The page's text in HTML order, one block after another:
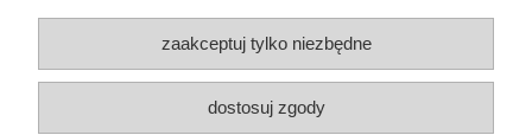
Inteligentny dom ( POCKET HOME )
Promocje i transport gratis
Automatyka NOVATEK
Polityka prywatności Zwroty i reklamacje
zaakceptuj tylko niezbędne
dostosuj zgody